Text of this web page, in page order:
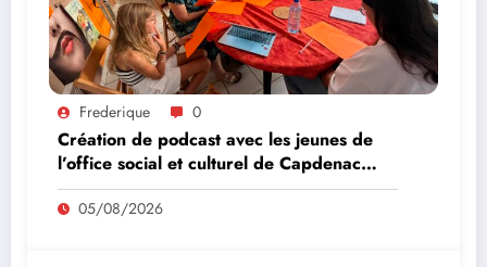
Frederique 0
Création de podcast avec les jeunes de
l’office social et culturel de Capdenac
Gare
05/08/2026